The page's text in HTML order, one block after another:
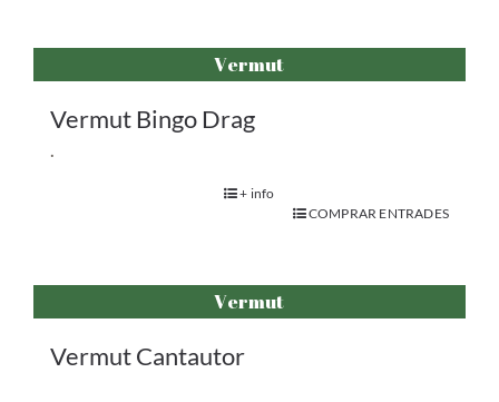
Vermut
Vermut Bingo Drag
.
+ info
COMPRAR ENTRADES
Vermut
Vermut Cantautor